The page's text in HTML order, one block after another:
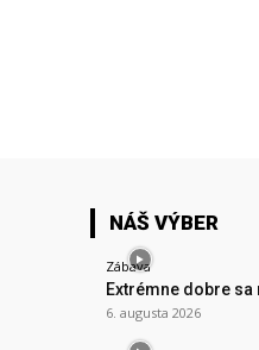
NÁŠ VÝBER
Zábava
Extrémne dobre sa
6. augusta 2026